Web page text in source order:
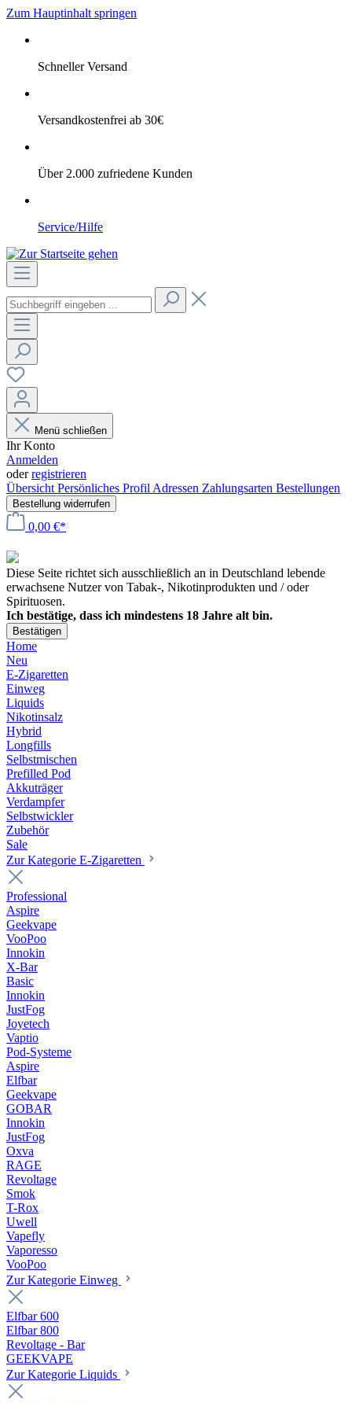
Zum Hauptinhalt springen
Schneller Versand
Versandkostenfrei ab 30€
Über 2.000 zufriedene Kunden
Service/Hilfe
Menü schließen
Ihr Konto
Anmelden
oderregistrieren
Übersicht Persönliches Profil Adressen Zahlungsarten Bestellungen
Bestellung widerrufen
0,00 €*
Diese Seite richtet sich ausschließlich an in Deutschland lebende
erwachsene Nutzer von Tabak-, Nikotinprodukten und / oder
Spirituosen.
Ich bestätige, dass ich mindestens 18 Jahre alt bin.
Bestätigen
Home
Neu
E-Zigaretten
Einweg
Liquids
Nikotinsalz
Hybrid
Longfills
Selbstmischen
Prefilled Pod
Akkuträger
Verdampfer
Selbstwickler
Zubehör
Sale
Zur Kategorie E-Zigaretten
Professional
Aspire
Geekvape
VooPoo
Innokin
X-Bar
Basic
Innokin
JustFog
Joyetech
Vaptio
Pod-Systeme
Aspire
Elfbar
Geekvape
GOBAR
Innokin
JustFog
Oxva
RAGE
Revoltage
Smok
T-Rox
Uwell
Vapefly
Vaporesso
VooPoo
Zur Kategorie Einweg
Elfbar 600
Elfbar 800
Revoltage - Bar
GEEKVAPE
Zur Kategorie Liquids